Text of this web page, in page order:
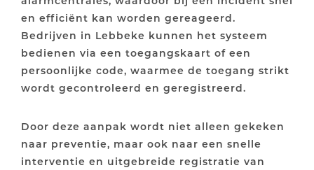
en efficiënt kan worden gereageerd.
Bedrijven in Lebbeke kunnen het systeem
bedienen via een toegangskaart of een
persoonlijke code, waarmee de toegang strikt
wordt gecontroleerd en geregistreerd.
Door deze aanpak wordt niet alleen gekeken
naar preventie, maar ook naar een snelle
interventie en uitgebreide registratie van